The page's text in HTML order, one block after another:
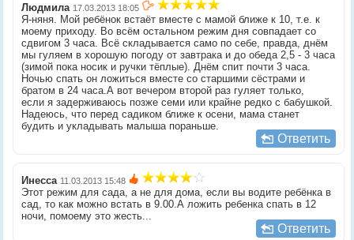
Людмила 17.03.2013 18:05
Я-няня. Мой ребёнок встаёт вместе с мамой ближе к 10, т.е. к
моему приходу. Во всём остальном режим дня совпадает со
сдвигом 3 часа. Всё складывается само по себе, правда, днём
мы гуляем в хорошую погоду от завтрака и до обеда 2,5 - 3 часа
(зимой пока носик и ручки тёплые). Днём спит почти 3 часа.
Ночью спать он ложиться вместе со старшими сёстрами и
братом в 24 часа.А вот вечером второй раз гуляет только,
если я задерживаюсь позже семи или крайне редко с бабушкой.
Надеюсь, что перед садиком ближе к осени, мама станет
будить и укладывать малыша пораньше.
Ответить
Инесса 11.03.2013 15:48
Этот режим для сада, а не для дома, если вы водите ребёнка в
сад, то как можно встать в 9.00.А ложить ребенка спать в 12
ночи, помоему это жесть...
Ответить